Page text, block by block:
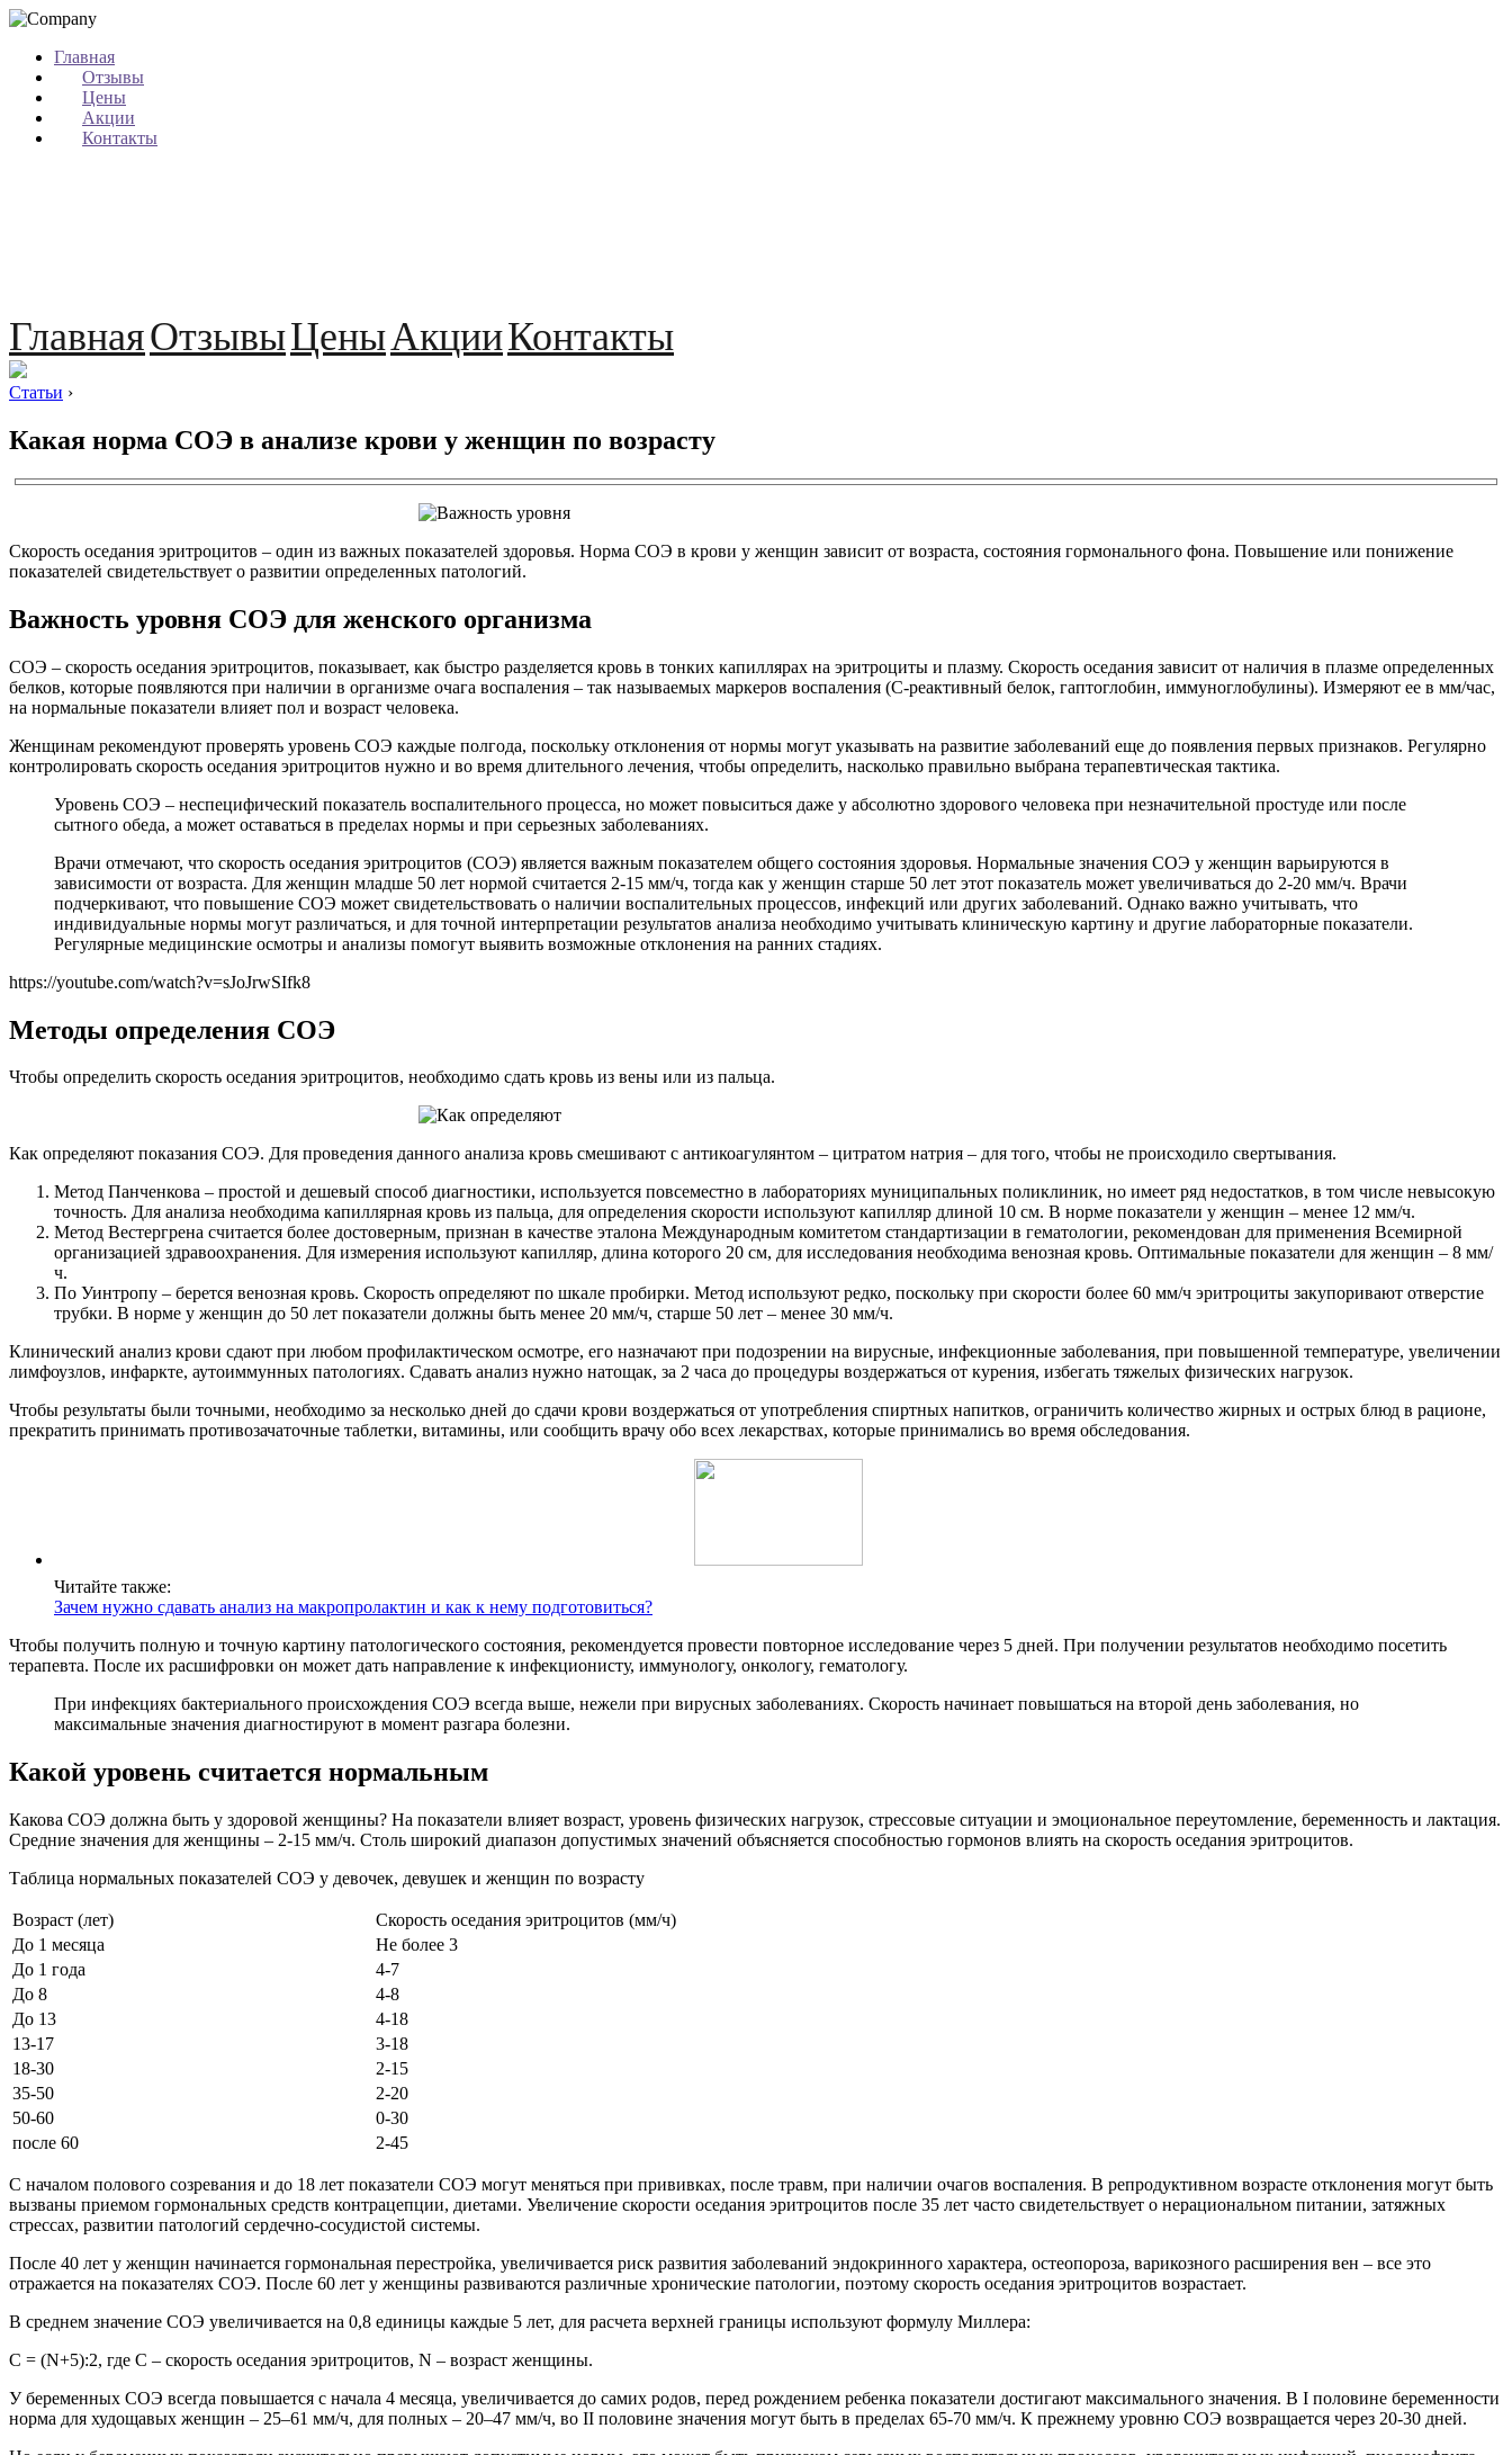
Главная
Отзывы
Цены
Акции
Контакты
ГлавнаяОтзывыЦеныАкцииКонтакты
Статьи ›
Какая норма СОЭ в анализе крови у женщин по возрасту
Скорость оседания эритроцитов – один из важных показателей здоровья. Норма СОЭ в крови у женщин зависит от возраста, состояния гормонального фона. Повышение или понижение
показателей свидетельствует о развитии определенных патологий.
Важность уровня СОЭ для женского организма
СОЭ – скорость оседания эритроцитов, показывает, как быстро разделяется кровь в тонких капиллярах на эритроциты и плазму. Скорость оседания зависит от наличия в плазме определенных
белков, которые появляются при наличии в организме очага воспаления – так называемых маркеров воспаления (С-реактивный белок, гаптоглобин, иммуноглобулины). Измеряют ее в мм/час,
на нормальные показатели влияет пол и возраст человека.
Женщинам рекомендуют проверять уровень СОЭ каждые полгода, поскольку отклонения от нормы могут указывать на развитие заболеваний еще до появления первых признаков. Регулярно
контролировать скорость оседания эритроцитов нужно и во время длительного лечения, чтобы определить, насколько правильно выбрана терапевтическая тактика.
Уровень СОЭ – неспецифический показатель воспалительного процесса, но может повыситься даже у абсолютно здорового человека при незначительной простуде или после
сытного обеда, а может оставаться в пределах нормы и при серьезных заболеваниях.
Врачи отмечают, что скорость оседания эритроцитов (СОЭ) является важным показателем общего состояния здоровья. Нормальные значения СОЭ у женщин варьируются в
зависимости от возраста. Для женщин младше 50 лет нормой считается 2-15 мм/ч, тогда как у женщин старше 50 лет этот показатель может увеличиваться до 2-20 мм/ч. Врачи
подчеркивают, что повышение СОЭ может свидетельствовать о наличии воспалительных процессов, инфекций или других заболеваний. Однако важно учитывать, что
индивидуальные нормы могут различаться, и для точной интерпретации результатов анализа необходимо учитывать клиническую картину и другие лабораторные показатели.
Регулярные медицинские осмотры и анализы помогут выявить возможные отклонения на ранних стадиях.
https://youtube.com/watch?v=sJoJrwSIfk8
Методы определения СОЭ
Чтобы определить скорость оседания эритроцитов, необходимо сдать кровь из вены или из пальца.
Как определяют показания СОЭ. Для проведения данного анализа кровь смешивают с антикоагулянтом – цитратом натрия – для того, чтобы не происходило свертывания.
Метод Панченкова – простой и дешевый способ диагностики, используется повсеместно в лабораториях муниципальных поликлиник, но имеет ряд недостатков, в том числе невысокую
точность. Для анализа необходима капиллярная кровь из пальца, для определения скорости используют капилляр длиной 10 см. В норме показатели у женщин – менее 12 мм/ч.
Метод Вестергрена считается более достоверным, признан в качестве эталона Международным комитетом стандартизации в гематологии, рекомендован для применения Всемирной
организацией здравоохранения. Для измерения используют капилляр, длина которого 20 см, для исследования необходима венозная кровь. Оптимальные показатели для женщин – 8 мм/
ч.
По Уинтропу – берется венозная кровь. Скорость определяют по шкале пробирки. Метод используют редко, поскольку при скорости более 60 мм/ч эритроциты закупоривают отверстие
трубки. В норме у женщин до 50 лет показатели должны быть менее 20 мм/ч, старше 50 лет – менее 30 мм/ч.
Клинический анализ крови сдают при любом профилактическом осмотре, его назначают при подозрении на вирусные, инфекционные заболевания, при повышенной температуре, увеличении
лимфоузлов, инфаркте, аутоиммунных патологиях. Сдавать анализ нужно натощак, за 2 часа до процедуры воздержаться от курения, избегать тяжелых физических нагрузок.
Чтобы результаты были точными, необходимо за несколько дней до сдачи крови воздержаться от употребления спиртных напитков, ограничить количество жирных и острых блюд в рационе,
прекратить принимать противозачаточные таблетки, витамины, или сообщить врачу обо всех лекарствах, которые принимались во время обследования.
Читайте также:
Зачем нужно сдавать анализ на макропролактин и как к нему подготовиться?
Чтобы получить полную и точную картину патологического состояния, рекомендуется провести повторное исследование через 5 дней. При получении результатов необходимо посетить
терапевта. После их расшифровки он может дать направление к инфекционисту, иммунологу, онкологу, гематологу.
При инфекциях бактериального происхождения СОЭ всегда выше, нежели при вирусных заболеваниях. Скорость начинает повышаться на второй день заболевания, но
максимальные значения диагностируют в момент разгара болезни.
Какой уровень считается нормальным
Какова СОЭ должна быть у здоровой женщины? На показатели влияет возраст, уровень физических нагрузок, стрессовые ситуации и эмоциональное переутомление, беременность и лактация.
Средние значения для женщины – 2-15 мм/ч. Столь широкий диапазон допустимых значений объясняется способностью гормонов влиять на скорость оседания эритроцитов.
Таблица нормальных показателей СОЭ у девочек, девушек и женщин по возрасту
Возраст (лет)
Скорость оседания эритроцитов (мм/ч)
До 1 месяца
Не более 3
До 1 года
4-7
До 8
4-8
До 13
4-18
13-17
3-18
18-30
2-15
35-50
2-20
50-60
0-30
после 60
2-45
С началом полового созревания и до 18 лет показатели СОЭ могут меняться при прививках, после травм, при наличии очагов воспаления. В репродуктивном возрасте отклонения могут быть
вызваны приемом гормональных средств контрацепции, диетами. Увеличение скорости оседания эритроцитов после 35 лет часто свидетельствует о нерациональном питании, затяжных
стрессах, развитии патологий сердечно-сосудистой системы.
После 40 лет у женщин начинается гормональная перестройка, увеличивается риск развития заболеваний эндокринного характера, остеопороза, варикозного расширения вен – все это
отражается на показателях СОЭ. После 60 лет у женщины развиваются различные хронические патологии, поэтому скорость оседания эритроцитов возрастает.
В среднем значение СОЭ увеличивается на 0,8 единицы каждые 5 лет, для расчета верхней границы используют формулу Миллера:
C = (N+5):2, где C – скорость оседания эритроцитов, N – возраст женщины.
У беременных СОЭ всегда повышается с начала 4 месяца, увеличивается до самих родов, перед рождением ребенка показатели достигают максимального значения. В I половине беременности
норма для худощавых женщин – 25–61 мм/ч, для полных – 20–47 мм/ч, во II половине значения могут быть в пределах 65-70 мм/ч. К прежнему уровню СОЭ возвращается через 20-30 дней.